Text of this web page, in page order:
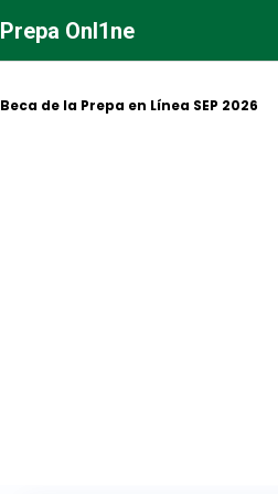
Prepa Onl1ne
Beca de la Prepa en Línea SEP 2026